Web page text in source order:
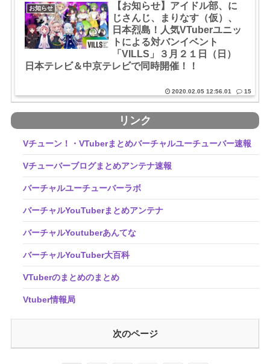
お知らせ
【お知らせ】アイドル部、に
じさんじ、まりなす（仮）、
日本烈島！人気VTuberユニッ
トによる対バンイベント
「VILLS」３月２１日（日）
日本テレビ＆中京テレビで同時開催！！
2020.02.05 12:56.01 15
リンク
Vチューン！・VTuberまとめバーチャルユーチューバー速報
Vチューバーブログまとめアンテナ速報
バーチャルユーチューバーラボ
バーチャルYouTuberまとめアンテナ
バーチャルYoutuberあんてな
バーチャルYouTuber大百科
VTuberのまとめのまとめ
Vtuber情報局
次のページ